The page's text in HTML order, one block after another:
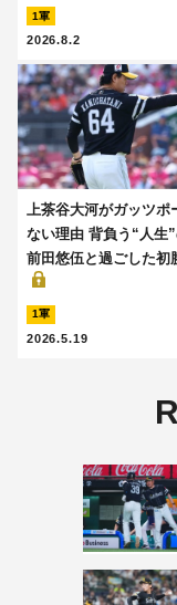
1軍
2026.8.2
上茶谷大河がガッツポ
ない理由 背負う“人生
前田悠伍と過ごした初
1軍
2026.5.19